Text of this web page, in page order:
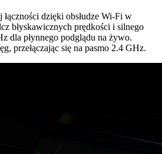
dzięki obsłudze Wi-Fi w
błyskawicznych prędkości i silnego
dla płynnego podglądu na żywo.
przełączając się na pasmo 2.4 GHz.